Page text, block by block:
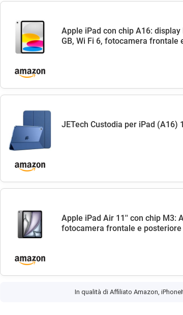
Apple iPad con chip A16:
GB, Wi Fi 6, fotocamera frontale
JETech Custodia per iPad (A16)
Apple iPad Air 11'' con chip M3:
fotocamera frontale e posteriore
In qualità di Affiliato Amazon,